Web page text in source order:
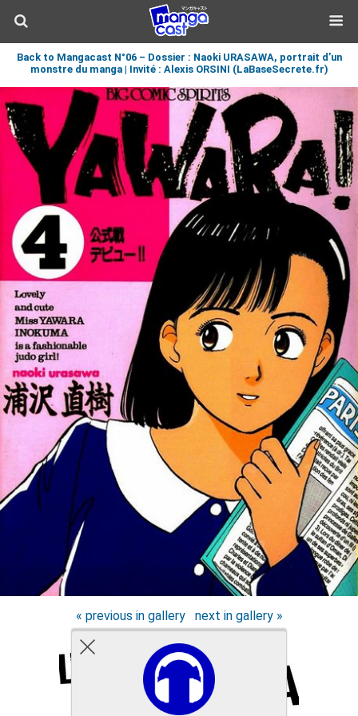
Back to Mangacast N°06 – Dossier : Naoki URASAWA, portrait d’un
monstre du manga | Invité : Alexis ORSINI (LaBaseSecrete.fr)
« previous in gallery next in gallery »